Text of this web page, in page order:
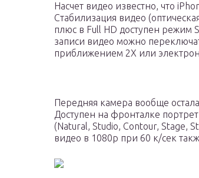
Насчет видео известно, что
Стабилизация видео
плюс в Full HD доступен режим
записи видео можно
приближением 2Х или
Передняя камера вообще
Доступен на фронталке
(Natural, Studio, Contour, Stage,
видео в 1080р при 60 к/сек